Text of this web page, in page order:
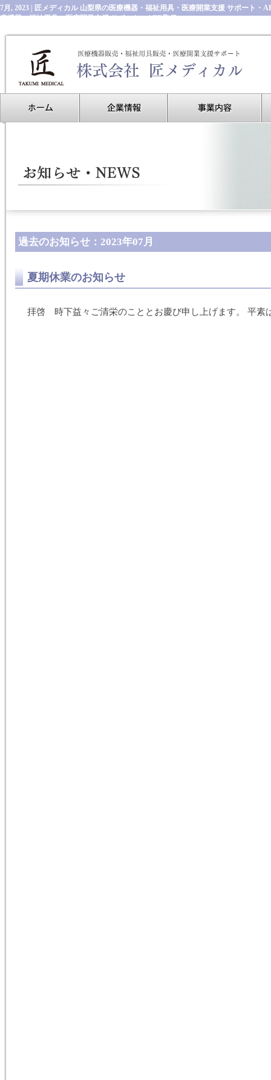
7月, 2023 | 匠メディカル 山梨県の医療機器・福祉用具・医療開業支援 サポート
療機器・福祉用具・医療開業支援 サポート・AED取扱
過去のお知らせ：2023年07月
夏期休業のお知らせ
拝啓 時下益々ご清栄のこととお慶び申し上げます。 平素